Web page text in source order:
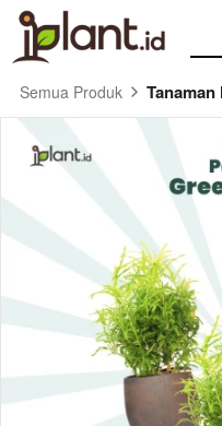
Semua Produk